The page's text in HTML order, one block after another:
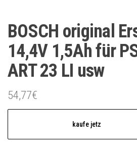
BOSCH original
14,4V 1,5Ah für
ART 23 LI usw
54,77€
kaufe jetz